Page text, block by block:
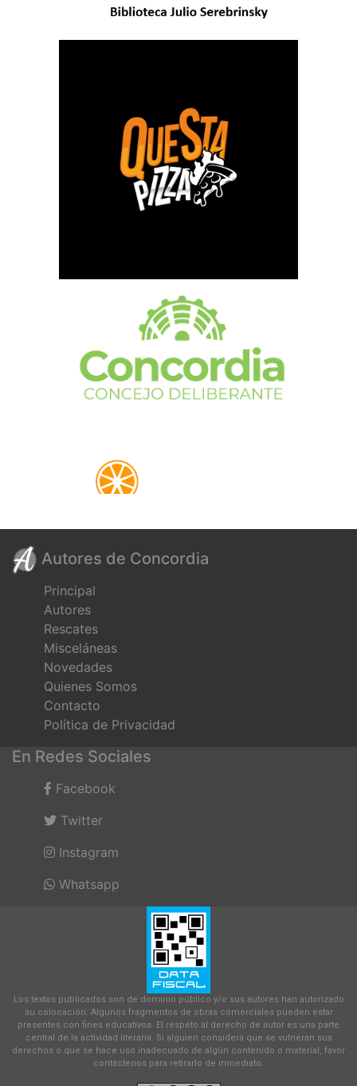
Autores de Concordia
Principal
Autores
Rescates
Misceláneas
Novedades
Quienes Somos
Contacto
Política de Privacidad
En Redes Sociales
Facebook
Twitter
Instagram
Whatsapp
Los textos publicados son de dominio público y/o sus autores han autorizado
su colocación. Algunos fragmentos de obras comerciales pueden estar
presentes con fines educativos. El respeto al derecho de autor es una parte
central de la actividad literaria. Si alguien considera que se vulneran sus
derechos o que se hace uso inadecuado de algún contenido o material, favor
contáctenos para retirarlo de inmediato.